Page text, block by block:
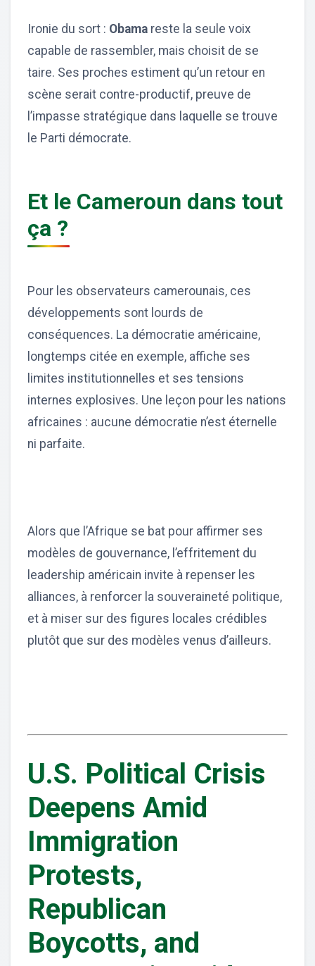
Ironie du sort : Obama reste la seule voix
capable de rassembler, mais choisit de se
taire. Ses proches estiment qu’un retour en
scène serait contre-productif, preuve de
l’impasse stratégique dans laquelle se trouve
le Parti démocrate.
Et le Cameroun dans tout
ça ?
Pour les observateurs camerounais, ces
développements sont lourds de
conséquences. La démocratie américaine,
longtemps citée en exemple, affiche ses
limites institutionnelles et ses tensions
internes explosives. Une leçon pour les nations
africaines : aucune démocratie n’est éternelle
ni parfaite.
Alors que l’Afrique se bat pour affirmer ses
modèles de gouvernance, l’effritement du
leadership américain invite à repenser les
alliances, à renforcer la souveraineté politique,
et à miser sur des figures locales crédibles
plutôt que sur des modèles venus d’ailleurs.
U.S. Political Crisis
Deepens Amid
Immigration
Protests,
Republican
Boycotts, and